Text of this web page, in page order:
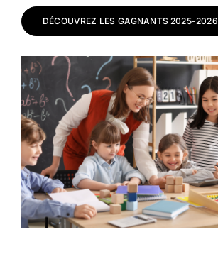
DÉCOUVREZ LES GAGNANTS 2025-2026